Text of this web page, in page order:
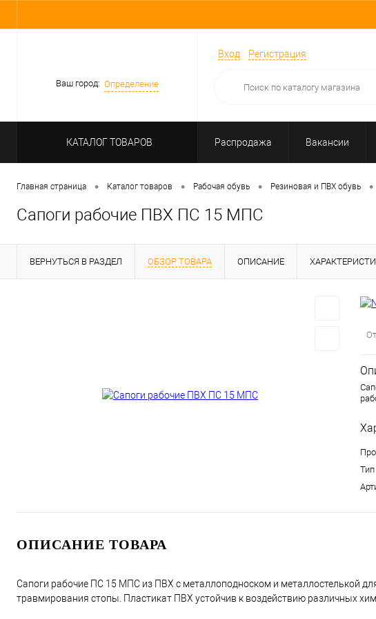
Ваш город: Определение
Вход Регистрация
КАТАЛОГ ТОВАРОВ Распродажа Вакансии
Главная страница • Каталог товаров • Рабочая обувь • Резиновая и ПВХ обувь •
Сапоги рабочие ПВХ ПС 15 МПС
ВЕРНУТЬСЯ В РАЗДЕЛ ОБЗОР ТОВАРА ОПИСАНИЕ
Тип
ОПИСАНИЕ ТОВАРА
Сапоги рабочие ПС 15 МПС из ПВХ с металлоподноском и металлостелькой
травмирования стопы. Пластикат ПВХ устойчив к воздействию различных